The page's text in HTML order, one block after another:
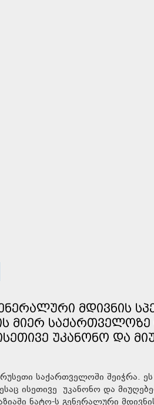
ᲛᲓᲘᲕᲜᲘᲡ
ᲛᲘᲔᲠ ᲡᲐᲥᲐᲠᲗᲕᲔᲚᲝᲖᲔ
ᲣᲙᲐᲜᲝᲜᲝ ᲓᲐ
საქართველოში შეიჭრა.
ისეთივე უკანონო და
ნატო-ს გენერალური